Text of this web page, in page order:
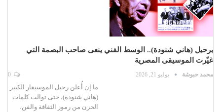
برحيل (هاني شنودة).. الوسط الفني ينعى صاحب البصمة التي
غيّرت الموسيقى المصرية
محمد حبوشة يوليو 21, 2026
ما إن أُعلن رحيل الموسيقار الكبير
(هاني شنودة)، حتى توالت كلمات
الحزن من رموز الثقافة والفن،